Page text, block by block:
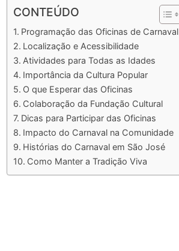
CONTEÚDO
Programação das Oficinas de Carnaval
Localização e Acessibilidade
Atividades para Todas as Idades
Importância da Cultura Popular
O que Esperar das Oficinas
Colaboração da Fundação Cultural
Dicas para Participar das Oficinas
Impacto do Carnaval na Comunidade
Histórias do Carnaval em São José
Como Manter a Tradição Viva